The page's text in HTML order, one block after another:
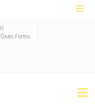
Formu